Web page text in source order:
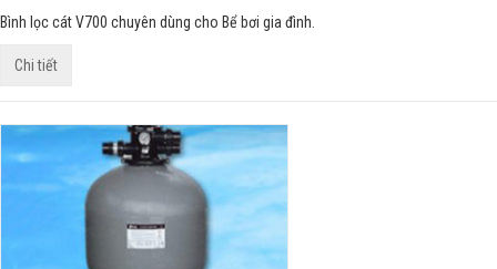
Bình lọc cát V700 chuyên dùng cho Bể bơi gia đình.
Chi tiết